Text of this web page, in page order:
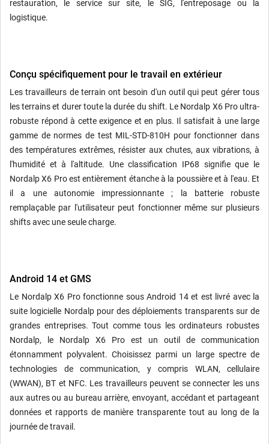
restauration, le service sur site, le SIG, l'entreposage ou la
logistique.
Conçu spécifiquement pour le travail en extérieur
Les travailleurs de terrain ont besoin d'un outil qui peut gérer tous
les terrains et durer toute la durée du shift. Le Nordalp X6 Pro ultra-
robuste répond à cette exigence et en plus. Il satisfait à une large
gamme de normes de test MIL-STD-810H pour fonctionner dans
des températures extrêmes, résister aux chutes, aux vibrations, à
l'humidité et à l'altitude. Une classification IP68 signifie que le
Nordalp X6 Pro est entièrement étanche à la poussière et à l'eau. Et
il a une autonomie impressionnante ; la batterie robuste
remplaçable par l'utilisateur peut fonctionner même sur plusieurs
shifts avec une seule charge.
Android 14 et GMS
Le Nordalp X6 Pro fonctionne sous Android 14 et est livré avec la
suite logicielle Nordalp pour des déploiements transparents sur de
grandes entreprises. Tout comme tous les ordinateurs robustes
Nordalp, le Nordalp X6 Pro est un outil de communication
étonnamment polyvalent. Choisissez parmi un large spectre de
technologies de communication, y compris WLAN, cellulaire
(WWAN), BT et NFC. Les travailleurs peuvent se connecter les uns
aux autres ou au bureau arrière, envoyant, accédant et partageant
données et rapports de manière transparente tout au long de la
journée de travail.